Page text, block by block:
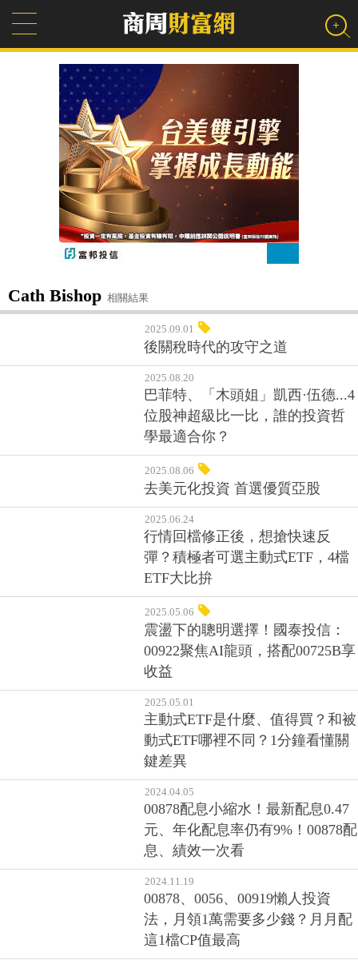
Cath Bishop 相關結果
2025.09.01
後關稅時代的攻守之道
2025.08.20
巴菲特、「木頭姐」凱西·伍德...4
位股神超級比一比，誰的投資哲
學最適合你？
2025.08.06
去美元化投資 首選優質亞股
2025.06.24
行情回檔修正後，想搶快速反
彈？積極者可選主動式ETF，4檔
ETF大比拚
2025.05.06
震盪下的聰明選擇！國泰投信：
00922聚焦AI龍頭，搭配00725B享
收益
2025.05.01
主動式ETF是什麼、值得買？和被
動式ETF哪裡不同？1分鐘看懂關
鍵差異
2024.04.05
00878配息小縮水！最新配息0.47
元、年化配息率仍有9%！00878配
息、績效一次看
2024.11.19
00878、0056、00919懶人投資
法，月領1萬需要多少錢？月月配